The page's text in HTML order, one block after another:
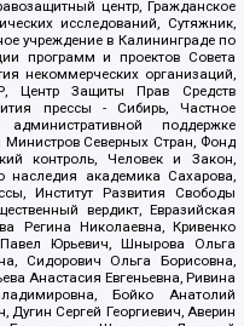
центр, Гражданское
исследований, Сутяжник,
учреждение в Калининграде по
программ и проектов Совета
некоммерческих организаций,
Р, Центр Защиты Прав Средств
прессы - Сибирь, Частное
поддержке
Северных Стран, Фонд
контроль, Человек и Закон,
наследия академика Сахарова,
Институт Развития Свободы
вердикт, Евразийская
Регина Николаевна, Кривенко
Юрьевич, Шнырова Ольга
Сидорович Ольга Борисовна,
Анастасия Евгеньевна, Ривина
Бойко Анатолий
Сергей Георгиевич, Аверин